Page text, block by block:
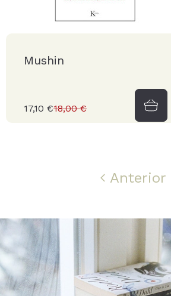
Mushin
17,10 €18,00 €
Anterior